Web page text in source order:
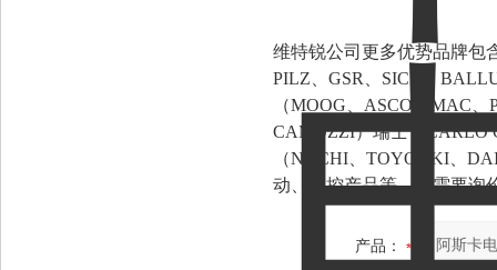
维特锐公司更多优势品牌包
PILZ、GSR、SICK、
（MOOG、ASCO、MAC
CAMOZZI）瑞士（CARLO
（NACHI、TOYOOKI、
动、工控产品等。有需要询
产品：